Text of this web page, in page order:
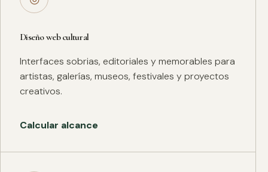
Diseño web cultural
Interfaces sobrias, editoriales y memorables para
artistas, galerías, museos, festivales y proyectos
creativos.
Calcular alcance